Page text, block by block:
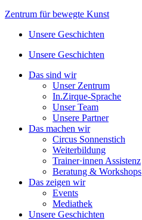
Zentrum für bewegte Kunst
Unsere Geschichten
Unsere Geschichten
Das sind wir
Unser Zentrum
In.Zirque-Sprache
Unser Team
Unsere Partner
Das machen wir
Circus Sonnenstich
Weiterbildung
Trainer·innen Assistenz
Beratung & Workshops
Das zeigen wir
Events
Mediathek
Unsere Geschichten